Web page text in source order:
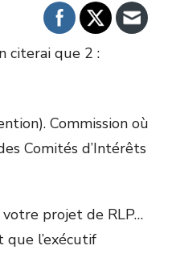
citerai que 2 :
Commission où
Comités d’Intérêts
votre projet de RLP…
l’exécutif